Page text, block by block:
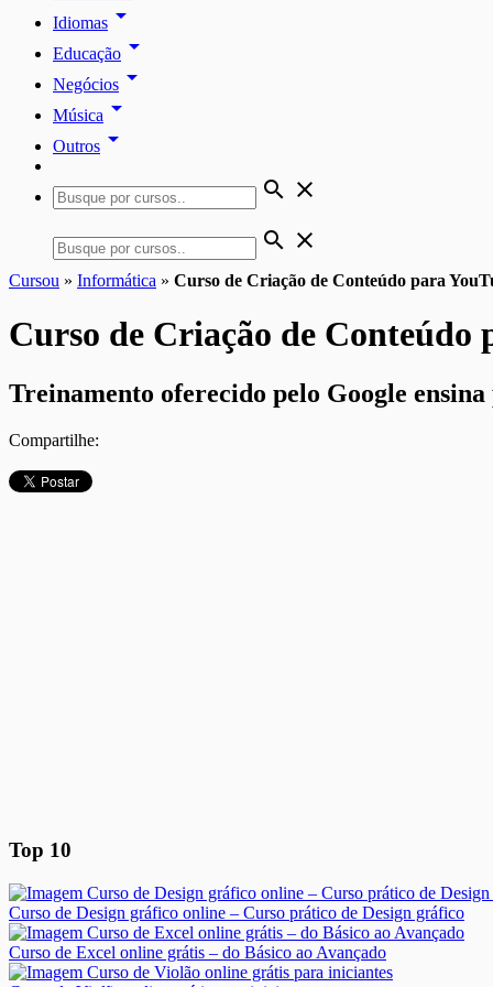
Idiomas arrow_drop_down
Educação arrow_drop_down
Negócios arrow_drop_down
Música arrow_drop_down
Outros arrow_drop_down
search close
search close
Cursou » Informática » Curso de Criação de Conteúdo para
Curso de Criação de Conteúdo
Treinamento oferecido pelo Google
Compartilhe:
Top 10
Curso de Design gráfico online – Curso prático de Design gráfico
Curso de Excel online grátis – do Básico ao Avançado